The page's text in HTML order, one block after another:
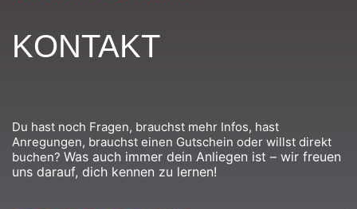
KONTAKT
Du hast noch Fragen, brauchst mehr Infos, hast
Anregungen, brauchst einen Gutschein oder willst direkt
buchen? Was auch immer dein Anliegen ist – wir freuen
uns darauf, dich kennen zu lernen!